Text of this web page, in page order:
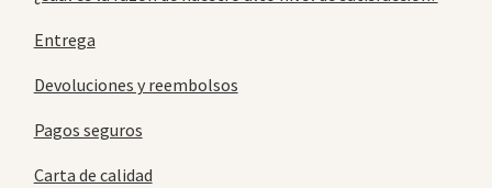
Entrega
Devoluciones y reembolsos
Pagos seguros
Carta de calidad